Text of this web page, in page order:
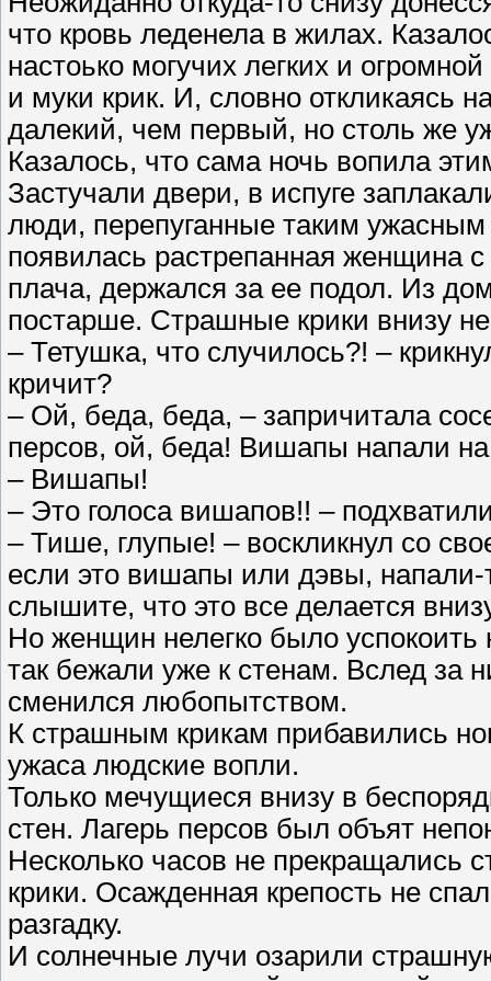
что кровь леденела в жилах.
настоько могучих легких и
и муки крик. И, словно откликаясь
далекий, чем первый, но столь же
Казалось, что сама ночь вопила
Застучали двери, в испуге
люди, перепуганные таким
появилась растрепанная женщина
плача, держался за ее подол. Из
постарше. Страшные крики внизу
– Тетушка, что случилось?! –
кричит?
– Ой, беда, беда, – запричитала
персов, ой, беда! Вишапы напали
– Вишапы!
– Это голоса вишапов!! – подхватили
– Тише, глупые! – воскликнул со
если это вишапы или дэвы,
слышите, что это все делается
Но женщин нелегко было
так бежали уже к стенам. Вслед за
сменился любопытством.
К страшным крикам прибавились
ужаса людские вопли.
Только мечущиеся внизу в
стен. Лагерь персов был объят
Несколько часов не прекращались
крики. Осажденная крепость не
разгадку.
И солнечные лучи озарили